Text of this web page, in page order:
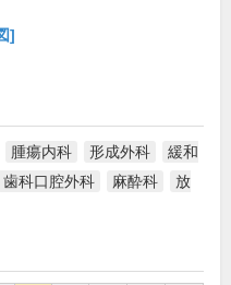
]
腫瘍内科 形成外科
緩和
歯科口腔外科 麻酔科
放